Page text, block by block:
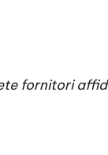
fornitori